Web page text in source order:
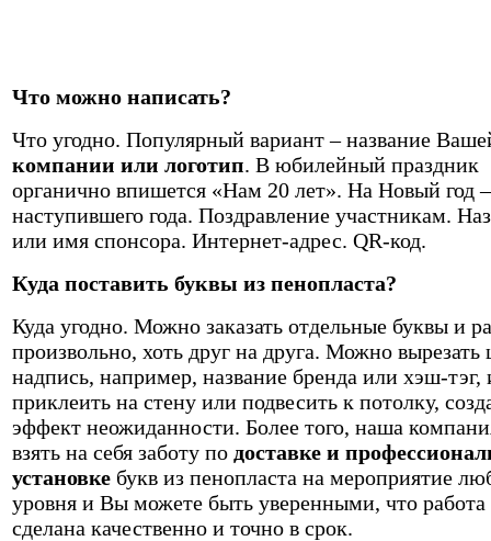
Что можно написать?
Что угодно. Популярный вариант – название
компании или логотип. В юбилейный праздник
органично впишется «Нам 20 лет». На Новый год
наступившего года. Поздравление участникам.
или имя спонсора. Интернет-адрес. QR-код.
Куда поставить буквы из пенопласта?
Куда угодно. Можно заказать отдельные буквы и
произвольно, хоть друг на друга. Можно вырезать
надпись, например, название бренда или хэш-тэг,
приклеить на стену или подвесить к потолку,
эффект неожиданности. Более того, наша
взять на себя заботу по доставке и
установке букв из пенопласта на мероприятие
уровня и Вы можете быть уверенными, что работа
сделана качественно и точно в срок.